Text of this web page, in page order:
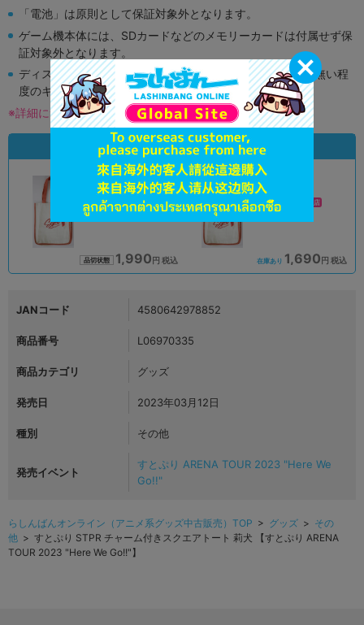
「電池」は原則として保証対象外となります。
ゲーム機本体には、SDカードなどのメモリーカードは付属せず保
証対象外となります。
ディスク類の読み取り面のキズに関しまして再生に支障が無い程
度のキズがある場合がございます。
※詳細につきましてはコチラ
状態違いの同一商品
状態 :A
オンライン
品切状態 1,990円 税込
モラージュ菖蒲店
在庫あり 1,690円 税込
JANコード 4580642978852
商品番号 L06970335
商品カテゴリ グッズ
発売日 2023年03月12日
種別 その他
発売イベント
すとぷり ARENA TOUR 2023 "Here We
Go!!"
らしんばんオンライン（アニメ系グッズ中古販売）TOP > グッズ > その
他 > すとぷり STPR チャーム付きスクエアトート 莉犬 【すとぷり ARENA
TOUR 2023 "Here We Go!!"】